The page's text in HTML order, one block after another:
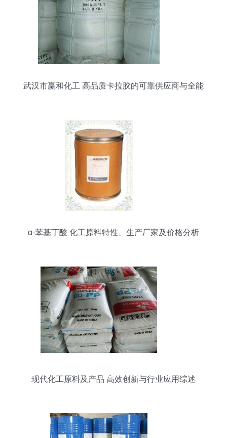
武汉市赢和化工 高品质卡拉胶的可靠供应商与全能
α-苯基丁酸 化工原料特性、生产厂家及价格分析
现代化工原料及产品 高效创新与行业应用综述